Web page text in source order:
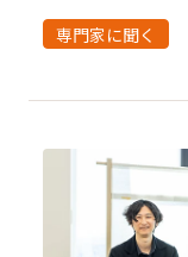
専門家に聞く